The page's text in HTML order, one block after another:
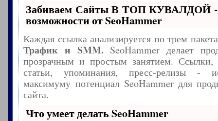
Забиваем Сайты В ТОП КУВАЛДОЙ -
возможности от SeoHammer
Каждая ссылка анализируется по трем
Трафик и SMM.SeoHammer делает
прозрачным и простым занятием. Ссылки,
статьи, упоминания, пресс-релизы -
максимуму потенциал SeoHammer для
сайта.
Что умеет делать SeoHammer